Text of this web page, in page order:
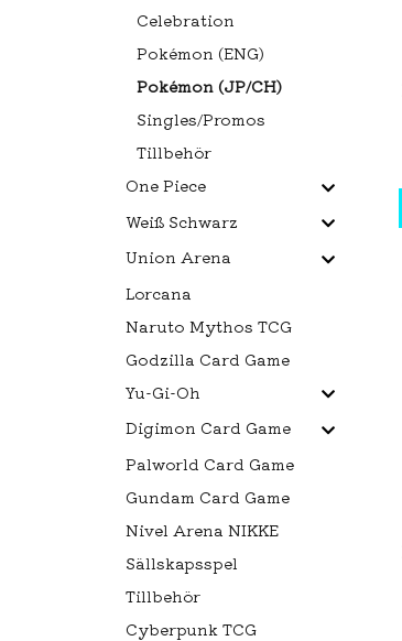
Celebration
Pokémon (ENG)
Pokémon (JP/CH)
Singles/Promos
Tillbehör
One Piece
Weiß Schwarz
Union Arena
Lorcana
Naruto Mythos TCG
Godzilla Card Game
Yu-Gi-Oh
Digimon Card Game
Palworld Card Game
Gundam Card Game
Nivel Arena NIKKE
Sällskapsspel
Tillbehör
Cyberpunk TCG